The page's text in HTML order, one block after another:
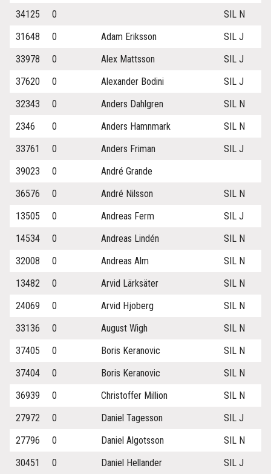
34125
0
SIL N
31648
0 Adam Eriksson
SIL J
33978
0 Alex Mattsson
SIL J
37620
0 Alexander Bodini
SIL J
32343
0 Anders Dahlgren
SIL N
2346
0 Anders Hamnmark
SIL N
33761
0 Anders Friman
SIL J
39023
0
André Grande
36576
0 André Nilsson
SIL N
13505
0 Andreas Ferm
SIL J
14534
0 Andreas Lindén
SIL N
32008
0 Andreas Alm
SIL N
13482
0 Arvid Lärksäter
SIL N
24069
0 Arvid Hjoberg
SIL N
33136
0 August Wigh
SIL N
37405
0 Boris Keranovic
SIL N
37404
0 Boris Keranovic
SIL N
36939
0 Christoffer Million
SIL N
27972
0 Daniel Tagesson
SIL J
27796
0 Daniel Algotsson
SIL N
30451
0 Daniel Hellander
SIL J